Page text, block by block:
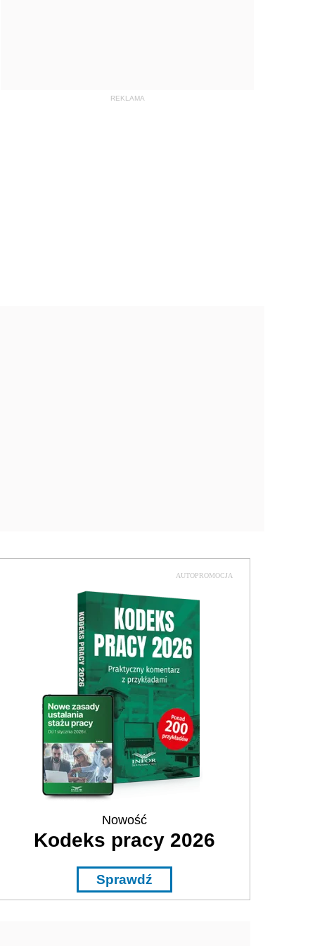
AUTOPROMOCJA
Nowość
Kodeks pracy 2026
Sprawdź